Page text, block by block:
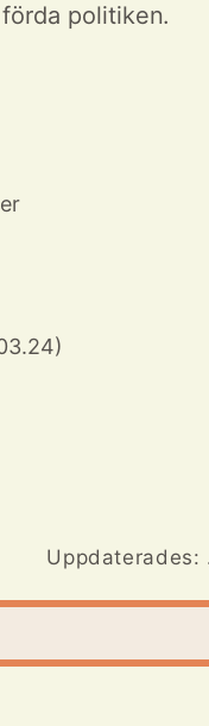
politiken.
Uppdaterades: